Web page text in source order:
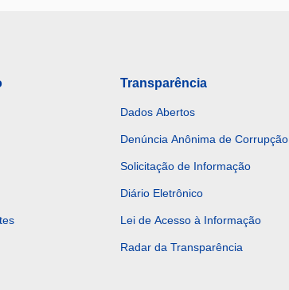
Transparência
Dados Abertos
Denúncia Anônima de Corrupção
Solicitação de Informação
Diário Eletrônico
Lei de Acesso à Informação
Radar da Transparência